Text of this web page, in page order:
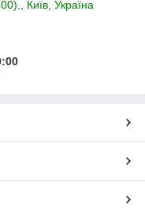
нубук, мультилюкс,
Київ, Україна